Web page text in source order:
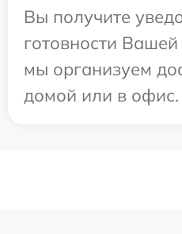
Вы получите
готовности
мы организуем
домой или в офис.